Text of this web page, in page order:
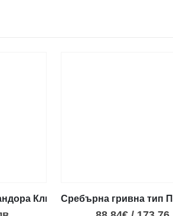
Ключалка сърце с ключ
Сребърна гривна тип